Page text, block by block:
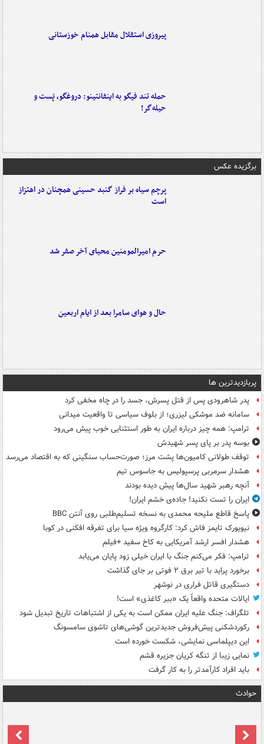
پیروزی استقلال مقابل همنام خوزستانی
حمله تند فیگو به اینفانتینو: دروغگو، پَست‌ و
حیله‌گر!
برگزیده عکس
پرچم سیاه بر فراز گنبد حسینی همچنان در اهتزاز
است
حرم امیرالمومنین محیای آخر صفر شد
حال و هوای سامرا بعد از ایام اربعین
پربازدیدترین ها
پدر شاهرودی پس از قتل پسرش، جسد را در چاه مخفی کرد
سامانه ضد موشکی لیزری؛ از بلوف سیاسی تا واقعیت میدانی
ترامپ: همه چیز درباره ایران به طور استثنایی خوب پیش می‌رود
بوسه‌ پدر بر پای پسر شهیدش
توقف طولانی کامیون‌ها پشت مرز؛ صورت‌حساب سنگینی که به اقتصاد می‌رسد
هشدار سرمربی پرسپولیس به جاسوس تیم
آنچه رهبر شهید سال‌ها پیش دیده بودند
ایران را تست نکنید! جاده‌ی خشم ایران!
پاسخ قاطع ملیحه محمدی به نسخه تسلیم‌طلبی روی آنتن BBC
نیویورک تایمز فاش کرد: کارگروه ویژه سیا برای تفرقه افکنی در کوبا
هشدار افسر ارشد آمریکایی به کاخ سفید +فیلم
ترامپ: فکر می‌کنم جنگ با ایران خیلی زود پایان می‌یابد
برخورد پراید با تیر برق ۲ فوتی بر جای گذاشت
دستگیری قاتل فراری در نوشهر
ایالات متحده واقعاً یک «ببر کاغذی» است!
تلگراف: جنگ علیه ایران ممکن است به یکی از اشتباهات تاریخ تبدیل شود
رکوردشکنی پیش‌فروش جدیدترین گوشی‌های تاشوی سامسونگ
این دیپلماسی نمایشی، شکست خورده است
نمایی زیبا از تنگه کریان جزیره قشم
باید افراد کارآمدتر را به کار گرفت
حوادث